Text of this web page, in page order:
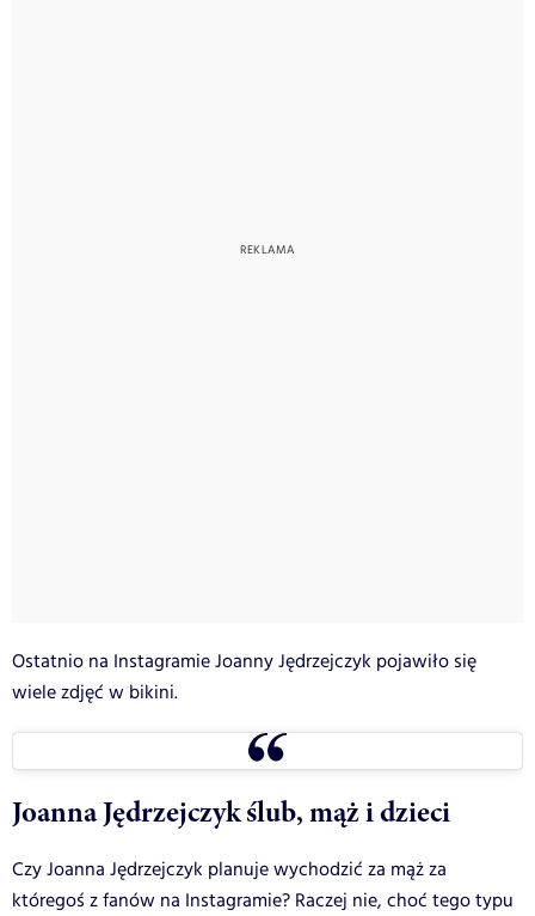
Ostatnio na Instagramie Joanny Jędrzejczyk pojawiło się
wiele zdjęć w bikini.
Joanna Jędrzejczyk ślub, mąż i dzieci
Czy Joanna Jędrzejczyk planuje wychodzić za mąż za
któregoś z fanów na Instagramie? Raczej nie, choć tego typu